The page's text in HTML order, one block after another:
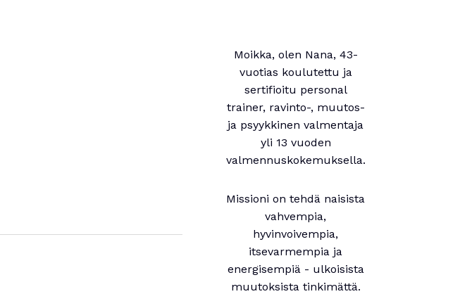
Moikka, olen Nana, 43-
vuotias koulutettu ja
sertifioitu personal
trainer, ravinto-, muutos-
ja psyykkinen valmentaja
yli 13 vuoden
valmennuskokemuksella.
Missioni on tehdä naisista
vahvempia,
hyvinvoivempia,
itsevarmempia ja
energisempiä - ulkoisista
muutoksista tinkimättä.